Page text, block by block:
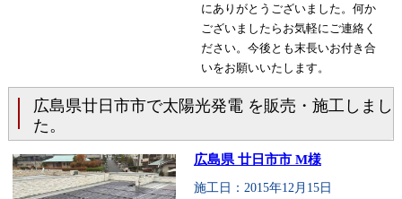
にありがとうございました。何か
ございましたらお気軽にご連絡く
ださい。今後とも末長いお付き合
いをお願いいたします。
広島県廿日市市で太陽光発電 を販売・施工しまし
た。
広島県 廿日市市 M様
施工日：2015年12月15日